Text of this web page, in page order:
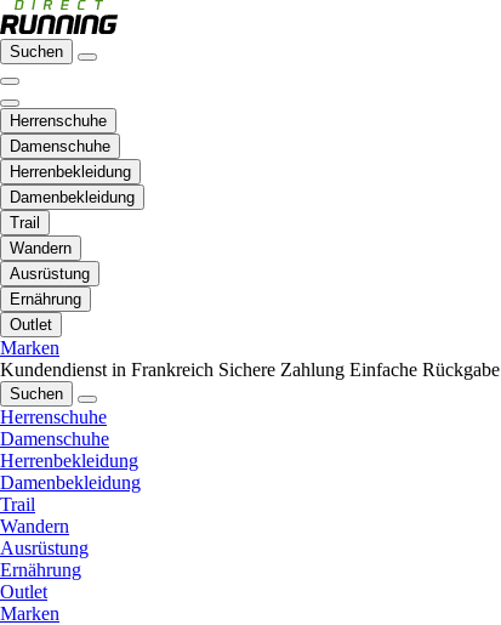
Suchen
Herrenschuhe
Damenschuhe
Herrenbekleidung
Damenbekleidung
Trail
Wandern
Ausrüstung
Ernährung
Outlet
Marken
Kundendienst in Frankreich Sichere Zahlung Einfache Rückgabe
Suchen
Herrenschuhe
Damenschuhe
Herrenbekleidung
Damenbekleidung
Trail
Wandern
Ausrüstung
Ernährung
Outlet
Marken